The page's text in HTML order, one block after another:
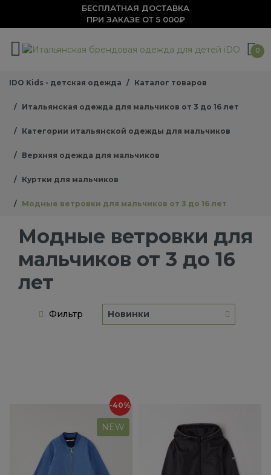
БЕСПЛАТНАЯ ДОСТАВКА
ПРИ ЗАКАЗЕ ОТ 5 000₽
0
IDO Kids - детская одежда Каталог товаров
Итальянская одежда для мальчиков от 3 до 16 лет
Категории итальянской одежды для мальчиков
Верхняя одежда для мальчиков
Куртки для мальчиков
Модные ветровки для мальчиков от 3 до 16 лет
Модные ветровки для
мальчиков от 3 до 16
лет
Фильтр Новинки
-40%
NEW